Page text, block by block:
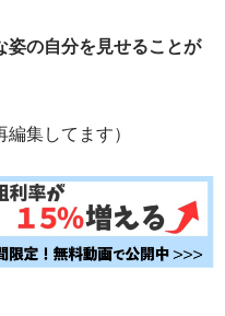
姿の自分を見せることが
集してます）